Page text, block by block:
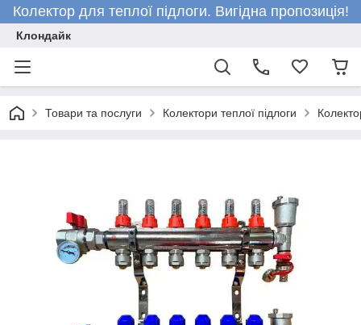
Колектор для теплої підлоги. Вигідна пропозиція!
Клондайк
Товари та послуги Колектори теплої підлоги